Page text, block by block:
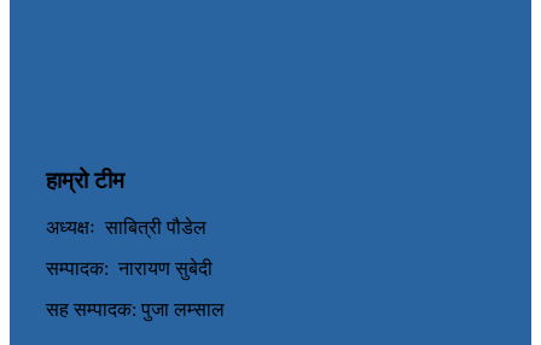
हाम्रो टीम
अध्यक्षः साबित्री पौडेल
सम्पादक: नारायण सुबेदी
सह सम्पादक: पुजा लम्साल